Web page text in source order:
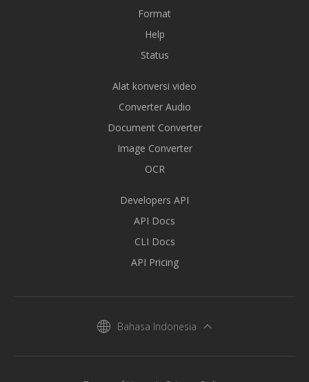
Format
Help
Status
Alat konversi video
Converter Audio
Document Converter
Image Converter
OCR
Developers API
API Docs
CLI Docs
API Pricing
Bahasa Indonesia